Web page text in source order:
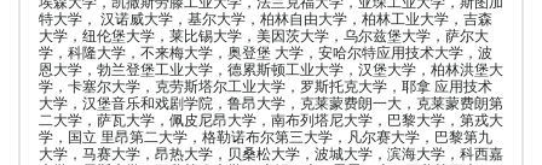
特大学， 汉诺威大学，基尔大学，柏林自由大学，柏林工业大学，吉森
大学，纽伦堡大学，莱比锡大学，美因茨大学，乌尔兹堡大学，萨尔大
学，科隆大学，不来梅大学，奥登堡 大学，安哈尔特应用技术大学，波
恩大学，勃兰登堡工业大学，德累斯顿工业大学，汉堡大学，柏林洪堡大
学，卡塞尔大学，克劳斯塔尔工业大学，罗斯托克大学，耶拿 应用技术
大学，汉堡音乐和戏剧学院，鲁昂大学，克莱蒙费朗一大，克莱蒙费朗第
二大学，萨瓦大学，佩皮尼昂大学，南布列塔尼大学，巴黎大学，第戎大
学，国立 里昂第二大学，格勒诺布尔第三大学，凡尔赛大学，巴黎第九
大学，马赛大学，昂热大学，贝桑松大学，波城大学，滨海大学，科西嘉